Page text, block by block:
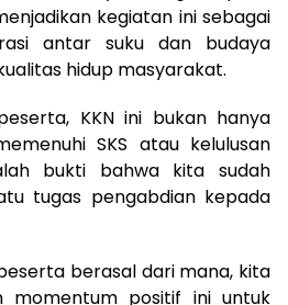
kegiatan ini sebagai
antar suku dan budaya
hidup masyarakat.
KKN ini bukan hanya
SKS atau kelulusan
bukti bahwa kita sudah
tugas pengabdian kepada
berasal dari mana, kita
momentum positif ini untuk